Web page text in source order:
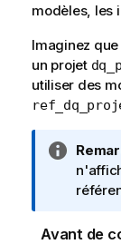
modèles, les
Imaginez
un projet
utiliser des
N
o
t
I
Avant de